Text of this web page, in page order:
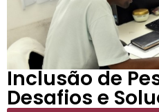
Inclusão de
Desafios e